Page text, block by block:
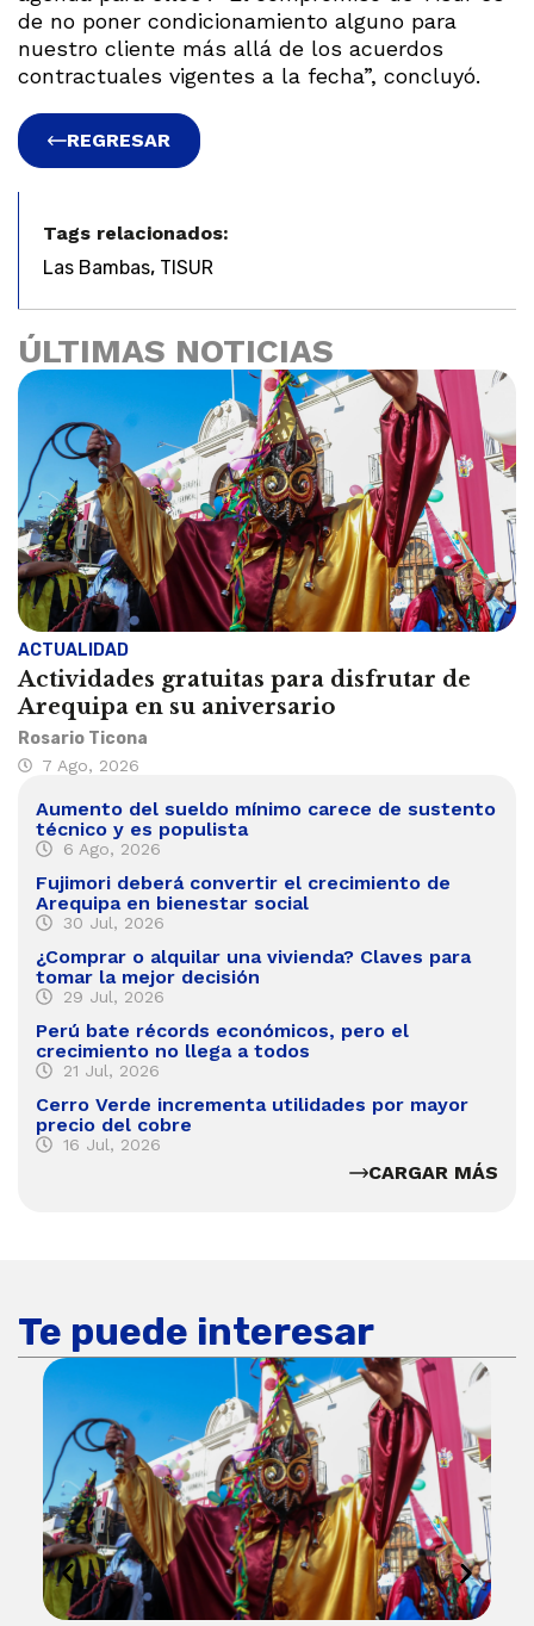
de no poner condicionamiento alguno para
nuestro cliente más allá de los acuerdos
contractuales vigentes a la fecha”, concluyó.
REGRESAR
Tags relacionados:
Las Bambas, TISUR
ÚLTIMAS NOTICIAS
ACTUALIDAD
Actividades gratuitas para disfrutar de
Arequipa en su aniversario
Rosario Ticona
7 Ago, 2026
Aumento del sueldo mínimo carece de sustento
técnico y es populista
6 Ago, 2026
Fujimori deberá convertir el crecimiento de
Arequipa en bienestar social
30 Jul, 2026
¿Comprar o alquilar una vivienda? Claves para
tomar la mejor decisión
29 Jul, 2026
Perú bate récords económicos, pero el
crecimiento no llega a todos
21 Jul, 2026
Cerro Verde incrementa utilidades por mayor
precio del cobre
16 Jul, 2026
CARGAR MÁS
Te puede interesar